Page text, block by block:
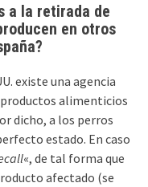
a la retirada de
en otros
existe una agencia
alimenticios
dicho, a los perros
estado. En caso
«, de tal forma que
afectado (se